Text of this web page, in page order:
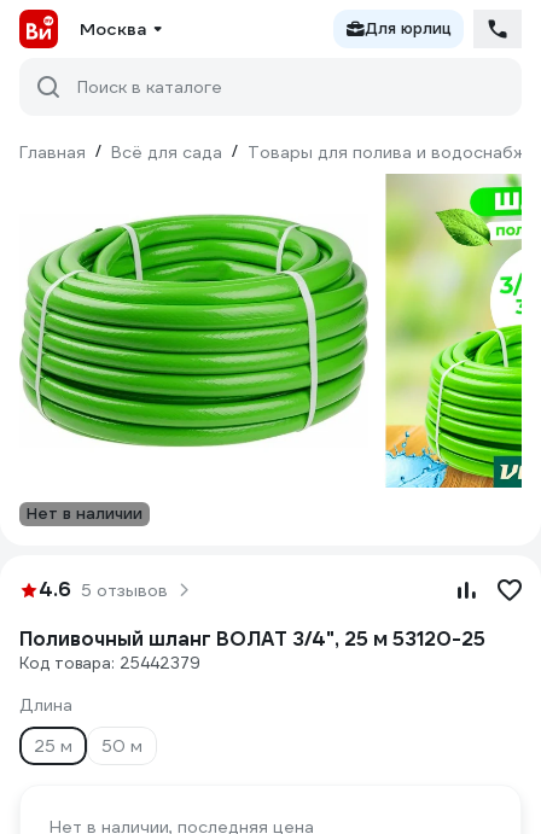
Москва Для юрлиц
Поиск в каталоге
Главная / Всё для сада / Товары для полива и
Нет в наличии
4.6 5 отзывов
Поливочный шланг ВОЛАТ 3/4", 25 м 53120-25
Код товара: 25442379
Длина
25 м
50 м
Нет в наличии, последняя цена